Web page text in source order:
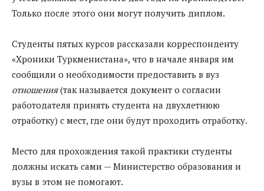
Только после этого они могут получить диплом.
Студенты пятых курсов рассказали корреспонденту
«Хроники Туркменистана», что в начале января им
сообщили о необходимости предоставить в вуз
отношения(так называется документ о согласии
работодателя принять студента на двухлетнюю
отработку) с мест, где они будут проходить отработку.
Место для прохождения такой практики студенты
должны искать сами — Министерство образования и
вузы в этом не помогают.